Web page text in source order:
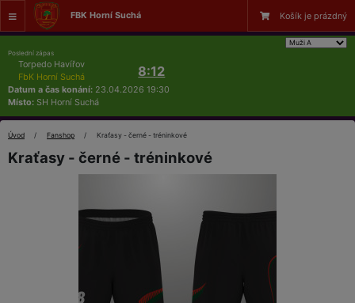
FBK Horní Suchá Košík je prázdný
Poslední zápas
Torpedo Havířov
FbK Horní Suchá
8:12
Datum a čas konání: 23.04.2026 19:30
Místo: SH Horní Suchá
Úvod Fanshop Kraťasy - černé - tréninkové
Kraťasy - černé - tréninkové